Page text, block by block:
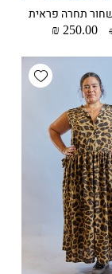
תחרה פראית
מחיר
250.00 ₪
wishlist